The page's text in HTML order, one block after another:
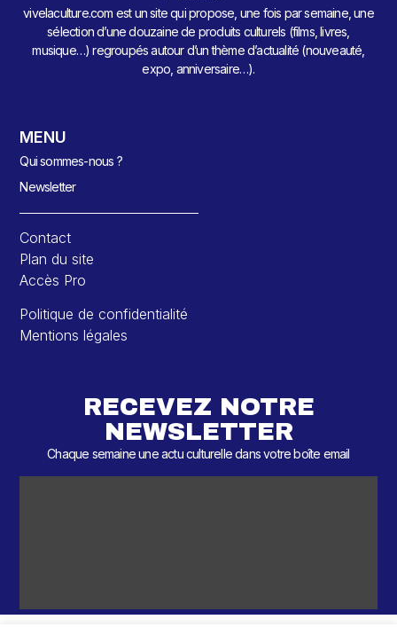
vivelaculture.com est un site qui propose, une fois par semaine, une
sélection d’une douzaine de produits culturels (films, livres,
musique…) regroupés autour d’un thème d’actualité (nouveauté,
expo, anniversaire…).
MENU
Qui sommes-nous ?
Newsletter
Contact
Plan du site
Accès Pro
Politique de confidentialité
Mentions légales
RECEVEZ NOTRE
NEWSLETTER
Chaque semaine une actu culturelle dans votre boîte email